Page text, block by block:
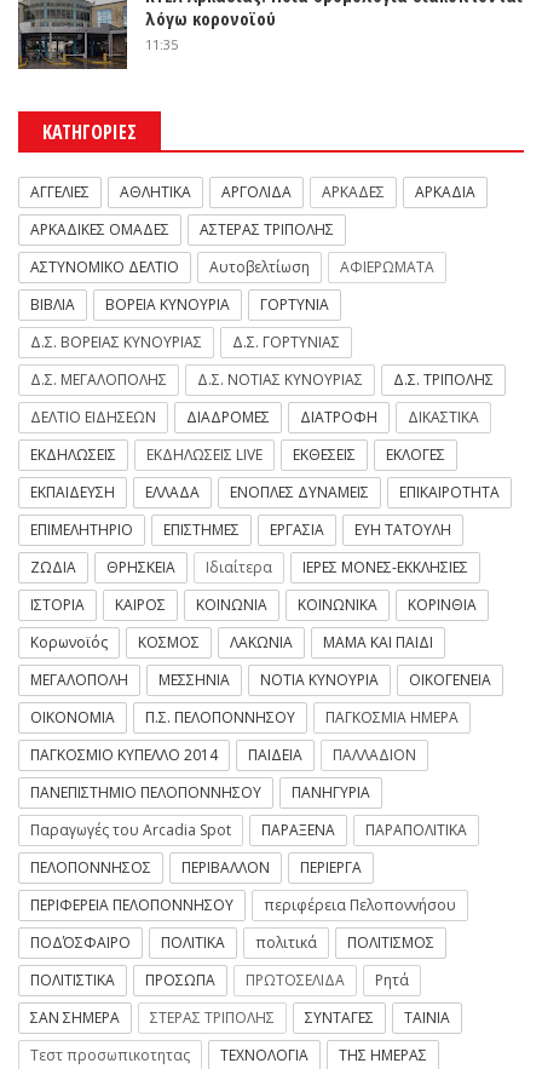
λόγω κορονοϊού
11:35
ΚΑΤΗΓΟΡΙΕΣ
ΑΓΓΕΛΙΕΣ ΑΘΛΗΤΙΚΑ ΑΡΓΟΛΙΔΑ ΑΡΚΑΔΕΣ
ΑΡΚΑΔΙΑ
ΑΡΚΑΔΙΚΕΣ ΟΜΑΔΕΣ
ΑΣΤΕΡΑΣ ΤΡΙΠΟΛΗΣ
ΑΣΤΥΝΟΜΙΚΟ ΔΕΛΤΙΟ
Αυτοβελτίωση
ΑΦΙΕΡΩΜΑΤΑ
ΒΙΒΛΙΑ
ΒΟΡΕΙΑ ΚΥΝΟΥΡΙΑ
ΓΟΡΤΥΝΙΑ
Δ.Σ. ΒΟΡΕΙΑΣ ΚΥΝΟΥΡΙΑΣ
Δ.Σ. ΓΟΡΤΥΝΙΑΣ
Δ.Σ. ΜΕΓΑΛΟΠΟΛΗΣ
Δ.Σ. ΝΟΤΙΑΣ ΚΥΝΟΥΡΙΑΣ
Δ.Σ. ΤΡΙΠΟΛΗΣ
ΔΕΛΤΙΟ ΕΙΔΗΣΕΩΝ
ΔΙΑΔΡΟΜΕΣ ΔΙΑΤΡΟΦΗ
ΔΙΚΑΣΤΙΚΑ
ΕΚΔΗΛΩΣΕΙΣ
ΕΚΔΗΛΩΣΕΙΣ LIVE ΕΚΘΕΣΕΙΣ
ΕΚΛΟΓΕΣ
ΕΚΠΑΙΔΕΥΣΗ
ΕΛΛΑΔΑ ΕΝΟΠΛΕΣ ΔΥΝΑΜΕΙΣ
ΕΠΙΚΑΙΡΟΤΗΤΑ
ΕΠΙΜΕΛΗΤΗΡΙΟ
ΕΠΙΣΤΗΜΕΣ ΕΡΓΑΣΙΑ
ΕΥΗ ΤΑΤΟΥΛΗ
ΖΩΔΙΑ
ΘΡΗΣΚΕΙΑ Ιδιαίτερα
ΙΕΡΕΣ ΜΟΝΕΣ-ΕΚΚΛΗΣΙΕΣ
ΙΣΤΟΡΙΑ
ΚΑΙΡΟΣ ΚΟΙΝΩΝΙΑ ΚΟΙΝΩΝΙΚΑ
ΚΟΡΙΝΘΙΑ
Κορωνοϊός
ΚΟΣΜΟΣ ΛΑΚΩΝΙΑ
ΜΑΜΑ ΚΑΙ ΠΑΙΔΙ
ΜΕΓΑΛΟΠΟΛΗ
ΜΕΣΣΗΝΙΑ ΝΟΤΙΑ ΚΥΝΟΥΡΙΑ
ΟΙΚΟΓΕΝΕΙΑ
ΟΙΚΟΝΟΜΙΑ
Π.Σ. ΠΕΛΟΠΟΝΝΗΣΟΥ
ΠΑΓΚΟΣΜΙΑ ΗΜΕΡΑ
ΠΑΓΚΟΣΜΙΟ ΚΥΠΕΛΛΟ 2014
ΠΑΙΔΕΙΑ
ΠΑΛΛΑΔΙΟΝ
ΠΑΝΕΠΙΣΤΗΜΙΟ ΠΕΛΟΠΟΝΝΗΣΟΥ
ΠΑΝΗΓΥΡΙΑ
Παραγωγές του Arcadia Spot
ΠΑΡΑΞΕΝΑ
ΠΑΡΑΠΟΛΙΤΙΚΑ
ΠΕΛΟΠΟΝΝΗΣΟΣ
ΠΕΡΙΒΑΛΛΟΝ
ΠΕΡΙΕΡΓΑ
ΠΕΡΙΦΕΡΕΙΑ ΠΕΛΟΠΟΝΝΗΣΟΥ
περιφέρεια Πελοποννήσου
ΠΟΔΌΣΦΑΙΡΟ
ΠΟΛΙΤΙΚΑ πολιτικά
ΠΟΛΙΤΙΣΜΟΣ
ΠΟΛΙΤΙΣΤΙΚΑ
ΠΡΟΣΩΠΑ ΠΡΩΤΟΣΕΛΙΔΑ
Ρητά
ΣΑΝ ΣΗΜΕΡΑ
ΣΤΕΡΑΣ ΤΡΙΠΟΛΗΣ ΣΥΝΤΑΓΕΣ
ΤΑΙΝΙΑ
Τεστ προσωπικοτητας
ΤΕΧΝΟΛΟΓΙΑ
ΤΗΣ ΗΜΕΡΑΣ